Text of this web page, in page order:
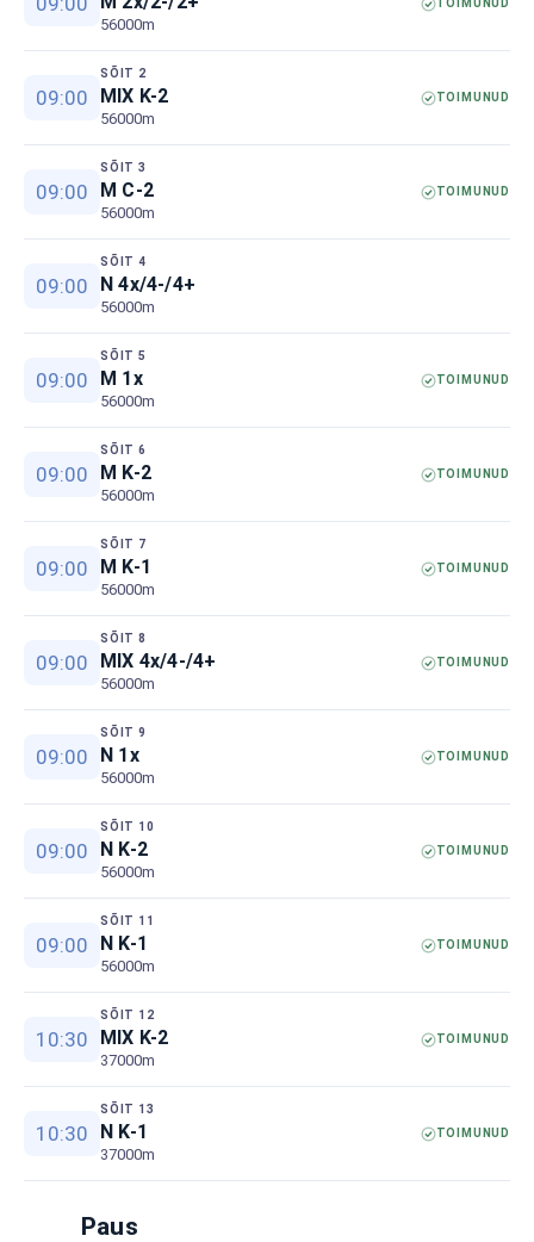
56000m
TOIMUNUD
09:00
SÕIT 2
MIX K-2
56000m
TOIMUNUD
09:00
SÕIT 3
M C-2
56000m
TOIMUNUD
09:00
SÕIT 4
N 4x/4-/4+
56000m
09:00
SÕIT 5
M 1x
56000m
TOIMUNUD
09:00
SÕIT 6
M K-2
56000m
TOIMUNUD
09:00
SÕIT 7
M K-1
56000m
TOIMUNUD
09:00
SÕIT 8
MIX 4x/4-/4+
56000m
TOIMUNUD
09:00
SÕIT 9
N 1x
56000m
TOIMUNUD
09:00
SÕIT 10
N K-2
56000m
TOIMUNUD
09:00
SÕIT 11
N K-1
56000m
TOIMUNUD
10:30
SÕIT 12
MIX K-2
37000m
TOIMUNUD
10:30
SÕIT 13
N K-1
37000m
TOIMUNUD
Paus